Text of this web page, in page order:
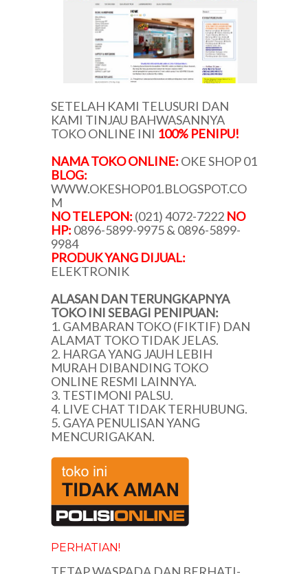
SETELAH KAMI TELUSURI DAN
KAMI TINJAU BAHWASANNYA
TOKO ONLINE INI 100% PENIPU!
NAMA TOKO ONLINE: OKE SHOP 01
BLOG:
WWW.OKESHOP01.BLOGSPOT.CO
M
NO TELEPON: (021) 4072-7222 NO
HP: 0896-5899-9975 & 0896-5899-
9984
PRODUK YANG DIJUAL:
ELEKTRONIK
ALASAN DAN TERUNGKAPNYA
TOKO INI SEBAGI PENIPUAN:
1. GAMBARAN TOKO (FIKTIF) DAN
ALAMAT TOKO TIDAK JELAS.
2. HARGA YANG JAUH LEBIH
MURAH DIBANDING TOKO
ONLINE RESMI LAINNYA.
3. TESTIMONI PALSU.
4. LIVE CHAT TIDAK TERHUBUNG.
5. GAYA PENULISAN YANG
MENCURIGAKAN.
PERHATIAN!